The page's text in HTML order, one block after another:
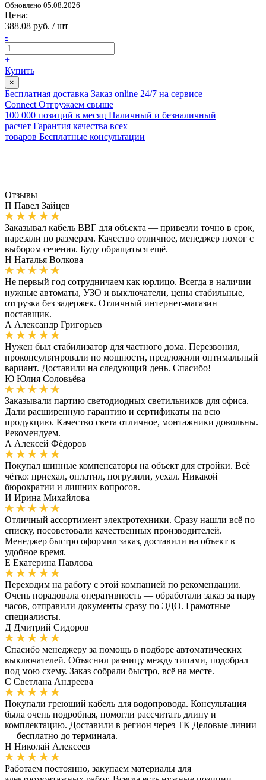
Обновлено 05.08.2026
Цена:
388.08 руб. / шт
-
+
Купить
×
Бесплатная доставка Заказ online 24/7 на сервисе
Connect Отгружаем свыше
100 000 позиций в месяц Наличный и безналичный
расчет Гарантия качества всех
товаров Бесплатные консультации
Отзывы
П Павел Зайцев
Заказывал кабель ВВГ для объекта — привезли точно в срок,
нарезали по размерам. Качество отличное, менеджер помог с
выбором сечения. Буду обращаться ещё.
Н Наталья Волкова
Не первый год сотрудничаем как юрлицо. Всегда в наличии
нужные автоматы, УЗО и выключатели, цены стабильные,
отгрузка без задержек. Отличный интернет-магазин
поставщик.
А Александр Григорьев
Нужен был стабилизатор для частного дома. Перезвонил,
проконсультировали по мощности, предложили оптимальный
вариант. Доставили на следующий день. Спасибо!
Ю Юлия Соловьёва
Заказывали партию светодиодных светильников для офиса.
Дали расширенную гарантию и сертификаты на всю
продукцию. Качество света отличное, монтажники довольны.
Рекомендуем.
А Алексей Фёдоров
Покупал шинные компенсаторы на объект для стройки. Всё
чётко: приехал, оплатил, погрузили, уехал. Никакой
бюрократии и лишних вопросов.
И Ирина Михайлова
Отличный ассортимент электротехники. Сразу нашли всё по
списку, посоветовали качественных производителей.
Менеджер быстро оформил заказ, доставили на объект в
удобное время.
Е Екатерина Павлова
Переходим на работу с этой компанией по рекомендации.
Очень порадовала оперативность — обработали заказ за пару
часов, отправили документы сразу по ЭДО. Грамотные
специалисты.
Д Дмитрий Сидоров
Спасибо менеджеру за помощь в подборе автоматических
выключателей. Объяснил разницу между типами, подобрал
под мою схему. Заказ собрали быстро, всё на месте.
С Светлана Андреева
Покупали греющий кабель для водопровода. Консультация
была очень подробная, помогли рассчитать длину и
комплектацию. Доставили в регион через ТК Деловые линии
— бесплатно до терминала.
Н Николай Алексеев
Работаем постоянно, закупаем материалы для